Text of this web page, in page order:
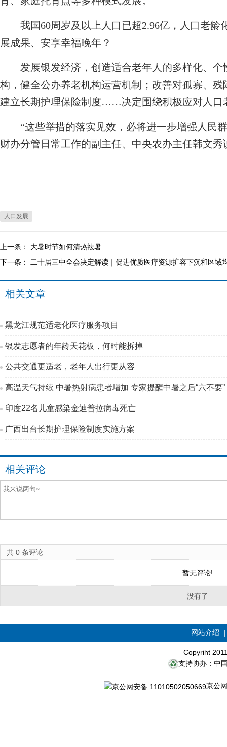
我国60周岁及以上人口已超2.96亿，人口老龄
展成果、安享幸福晚年？
发展银发经济，创造适合老年人的多样化、个
构，健全公办养老机构运营机制；改善对孤寡、
建立长期护理保险制度……决定围绕积极应对人口
“这些举措的落实见效，必将进一步增强人民群
财办分管日常工作的副主任、中央农办主任韩文秀
人口发展
上一条： 大暑时节如何清热祛暑
下一条：
二十届三中全会决定解读｜促进优质医疗资源扩容下沉和区域
相关文章
黑龙江规范适老化医疗服务项目
银发志愿者的年龄天花板，何时能拆掉
公共交通更适老，老年人出行更从容
高温天气持续 中暑热射病患者增加 专家提醒中暑之后“六不要”
印度22名儿童感染金迪普拉病毒死亡
广西出台长期护理保险制度实施方案
相关评论
共 0 条评论
暂无评论!
没有了
网站介绍
Copyriht
支持协办：中
京公